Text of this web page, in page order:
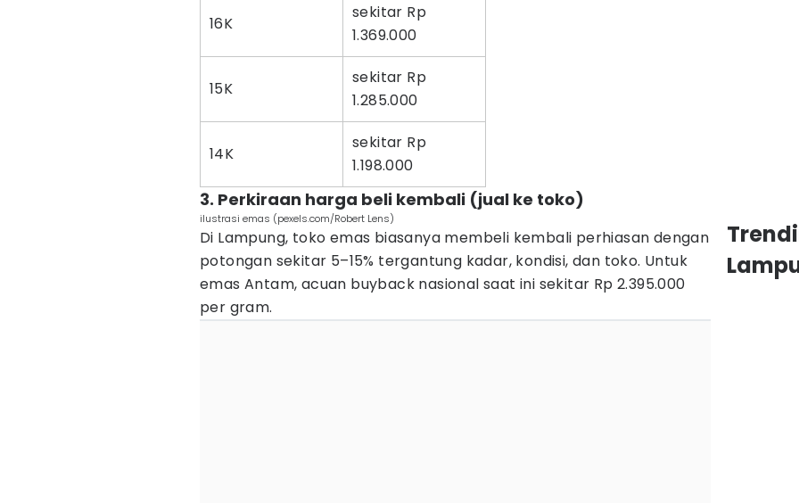
16K
sekitar Rp
1.369.000
15K
sekitar Rp
1.285.000
14K
sekitar Rp
1.198.000
3. Perkiraan harga beli kembali (jual ke toko)
ilustrasi emas (pexels.com/Robert Lens)
Di Lampung, toko emas biasanya membeli kembali perhiasan dengan
potongan sekitar 5–15% tergantung kadar, kondisi, dan toko. Untuk
emas Antam, acuan buyback nasional saat ini sekitar Rp 2.395.000
per gram.